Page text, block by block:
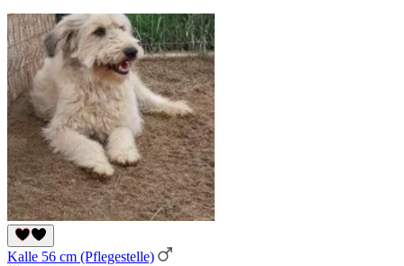
Kalle 56 cm (Pflegestelle)